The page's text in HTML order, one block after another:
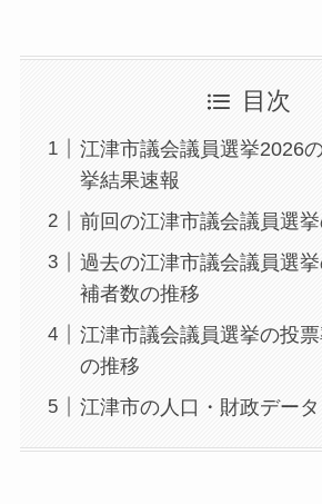
目次
江津市議会議員選挙2026
挙結果速報
前回の江津市議会議員選
過去の江津市議会議員選
補者数の推移
江津市議会議員選挙の投
の推移
江津市の人口・財政データ